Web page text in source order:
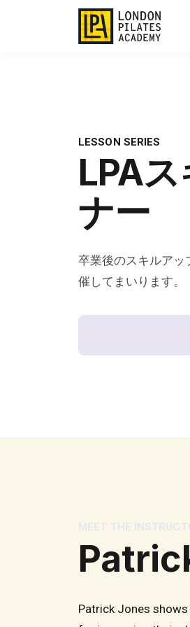
LESSON SERIES
LPA
ナー
卒業後のスキルアッ
催してまいります。
Patrick Jones